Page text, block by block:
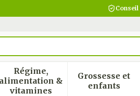
menu pour la catégorie
Régime,
alimentation &
vitamines
Afficher le sous-menu
Grossesse et
enfantsAfficher